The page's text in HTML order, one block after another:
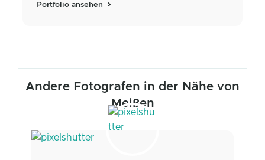
Portfolio ansehen
Andere Fotografen in der Nähe von
Meißen